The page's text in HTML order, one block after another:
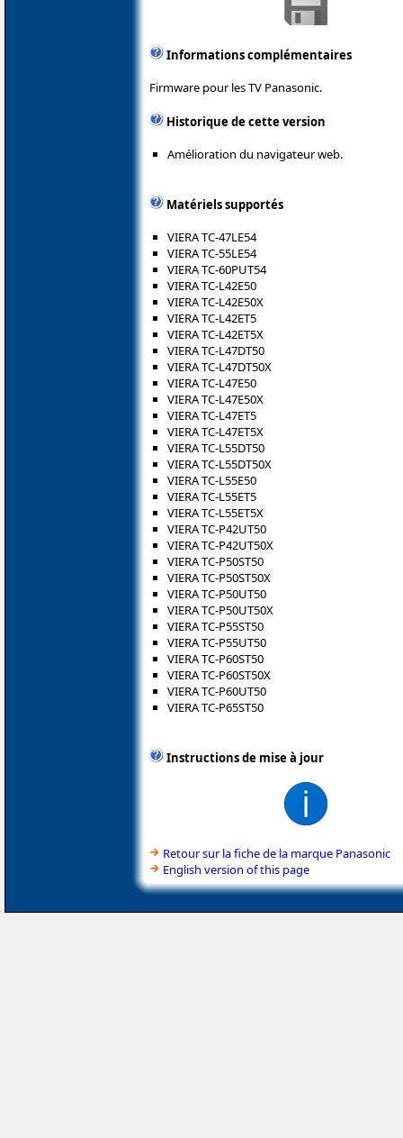
Informations complémentaires
Firmware pour les TV Panasonic.
Historique de cette version
Amélioration du navigateur web.
Matériels supportés
VIERA TC-47LE54
VIERA TC-55LE54
VIERA TC-60PUT54
VIERA TC-L42E50
VIERA TC-L42E50X
VIERA TC-L42ET5
VIERA TC-L42ET5X
VIERA TC-L47DT50
VIERA TC-L47DT50X
VIERA TC-L47E50
VIERA TC-L47E50X
VIERA TC-L47ET5
VIERA TC-L47ET5X
VIERA TC-L55DT50
VIERA TC-L55DT50X
VIERA TC-L55E50
VIERA TC-L55ET5
VIERA TC-L55ET5X
VIERA TC-P42UT50
VIERA TC-P42UT50X
VIERA TC-P50ST50
VIERA TC-P50ST50X
VIERA TC-P50UT50
VIERA TC-P50UT50X
VIERA TC-P55ST50
VIERA TC-P55UT50
VIERA TC-P60ST50
VIERA TC-P60ST50X
VIERA TC-P60UT50
VIERA TC-P65ST50
Instructions de mise à jour
Retour sur la fiche de la marque Panasonic
English version of this page